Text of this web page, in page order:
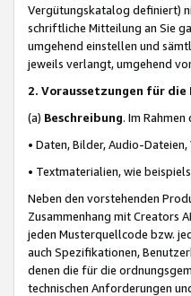
Vergütungskatalog definiert)
schriftliche Mitteilung an Sie
umgehend einstellen und
jeweils verlangt, umgehend
2. Voraussetzungen für die
(a) Beschreibung. Im
• Daten, Bilder, Audio-
• Textmaterialien, wie
Neben den vorstehenden
Zusammenhang mit Creators
jeden Musterquellcode bzw.
auch Spezifikationen,
denen die für die
technischen Anforderungen